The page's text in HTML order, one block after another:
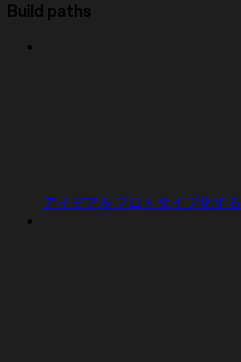
Build paths
アイデアをプロトタイプ化する